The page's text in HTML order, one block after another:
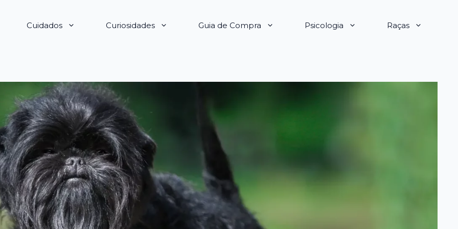
Cuidados Curiosidades Guia de Compra Psicologia Raças